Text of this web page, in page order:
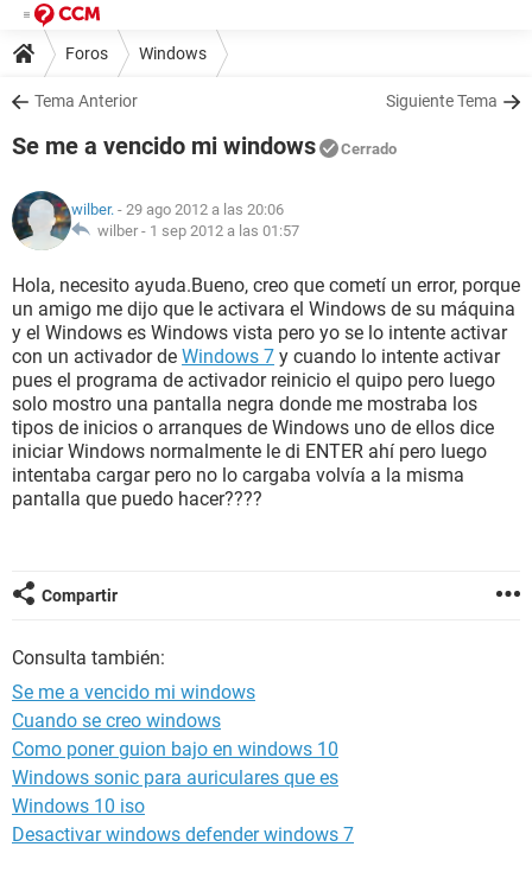
Foros Windows
Tema Anterior Siguiente Tema
Se me a vencido mi windows Cerrado
wilber. - 29 ago 2012 a las 20:06
wilber - 1 sep 2012 a las 01:57
Hola, necesito ayuda.Bueno, creo que cometí un error, porque
un amigo me dijo que le activara el Windows de su máquina
y el Windows es Windows vista pero yo se lo intente activar
con un activador de Windows 7 y cuando lo intente activar
pues el programa de activador reinicio el quipo pero luego
solo mostro una pantalla negra donde me mostraba los
tipos de inicios o arranques de Windows uno de ellos dice
iniciar Windows normalmente le di ENTER ahí pero luego
intentaba cargar pero no lo cargaba volvía a la misma
pantalla que puedo hacer????
Compartir
Consulta también:
Se me a vencido mi windows
Cuando se creo windows
Como poner guion bajo en windows 10
Windows sonic para auriculares que es
Windows 10 iso
Desactivar windows defender windows 7